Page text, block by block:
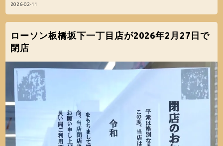
2026-02-11
ローソン板橋坂下一丁目店が2026年2月27日で
閉店